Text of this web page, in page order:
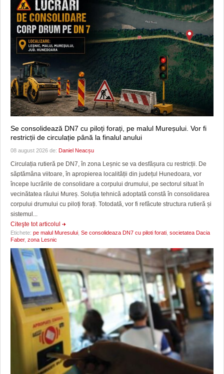
Se consolidează DN7 cu piloți forați, pe malul Mureșului. Vor fi
restricții de circulație până la finalul anului
08 august 2026 de: Daniel Neacșu
Circulația rutieră pe DN7, în zona Leșnic se va desfășura cu restricții. De
săptămâna viitoare, în apropierea localității din județul Hunedoara, vor
începe lucrările de consolidare a corpului drumului, pe sectorul situat în
vecinătatea râului Mureș. Soluția tehnică adoptată constă în consolidarea
corpului drumului cu piloți forați. Totodată, vor fi refăcute structura rutieră și
sistemul...
Citeşte tot articolul
Etichete: pe malul Muresului Se consolideaza DN7 cu piloti forati societatea Dacia
Faber, zona Lesnic